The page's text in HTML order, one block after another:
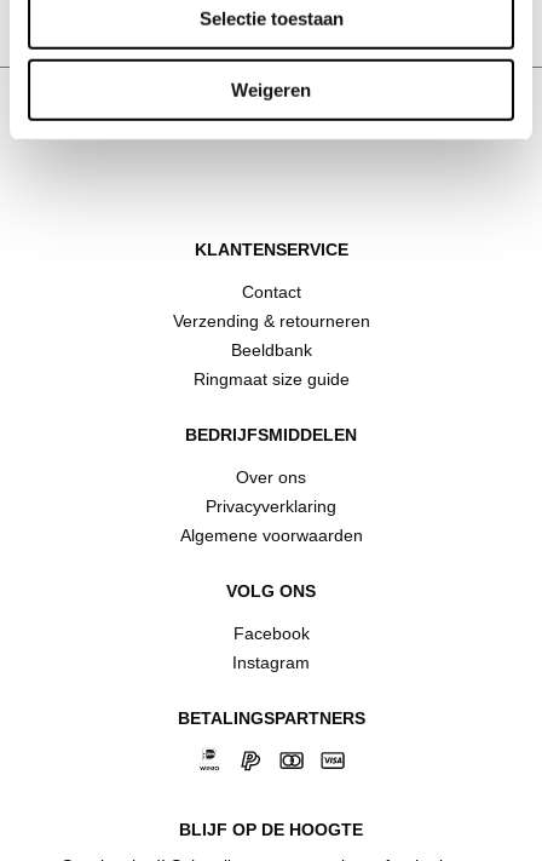
Selectie toestaan
Weigeren
32EUR
KLANTENSERVICE
Contact
Verzending & retourneren
Beeldbank
Ringmaat size guide
BEDRIJFSMIDDELEN
Over ons
Privacyverklaring
Algemene voorwaarden
VOLG ONS
Facebook
Instagram
BETALINGSPARTNERS
BLIJF OP DE HOOGTE